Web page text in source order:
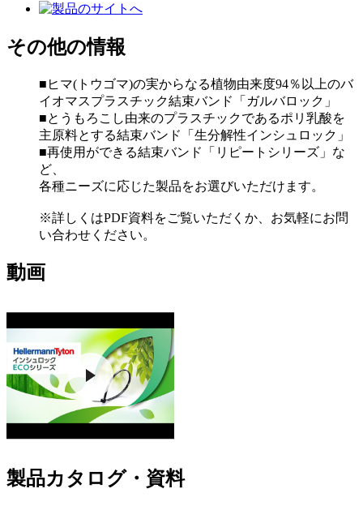
その他の情報
■ヒマ(トウゴマ)の実からなる植物由来度94％以上のバ
イオマスプラスチック結束バンド「ガルバロック」
■とうもろこし由来のプラスチックであるポリ乳酸を
主原料とする結束バンド「生分解性インシュロック」
■再使用ができる結束バンド「リピートシリーズ」な
ど、
各種ニーズに応じた製品をお選びいただけます。
※詳しくはPDF資料をご覧いただくか、お気軽にお問
い合わせください。
動画
製品カタログ・資料